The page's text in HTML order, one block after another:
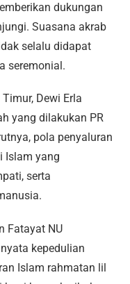
dukungan
Suasana akrab
selalu didapat
seremonial.
Dewi Erla
yang dilakukan PR
pola penyaluran
Islam yang
serta
Fatayat NU
kepedulian
Islam rahmatan lil